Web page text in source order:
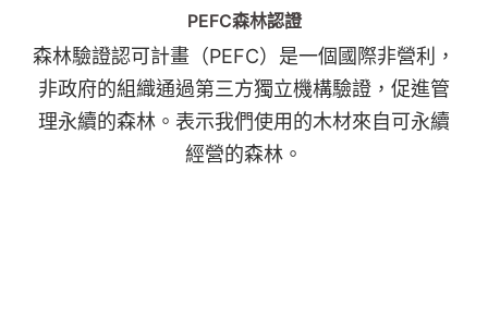
PEFC森林認證
森林驗證認可計畫（PEFC）是一個國際非營利，
非政府的組織通過第三方獨立機構驗證，促進管
理永續的森林。表示我們使用的木材來自可永續
經營的森林。